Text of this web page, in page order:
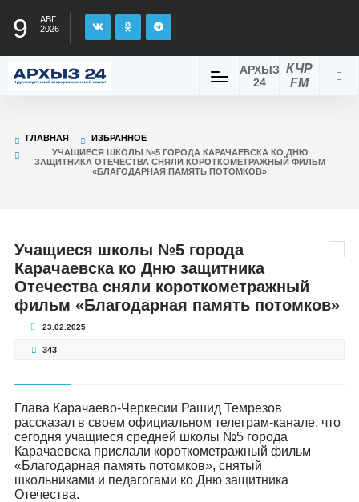
9
АВГ
2026
КЧР
FM
АРХЫЗ
24
ГЛАВНАЯ
ИЗБРАННОЕ
УЧАЩИЕСЯ ШКОЛЫ №5 ГОРОДА КАРАЧАЕВСКА КО ДНЮ
ЗАЩИТНИКА ОТЕЧЕСТВА СНЯЛИ КОРОТКОМЕТРАЖНЫЙ ФИЛЬМ
«БЛАГОДАРНАЯ ПАМЯТЬ ПОТОМКОВ»
Учащиеся школы №5 города
Карачаевска ко Дню защитника
Отечества сняли короткометражный
фильм «Благодарная память потомков»
23.02.2025
343
Глава Карачаево-Черкесии Рашид Темрезов
рассказал в своем официальном телеграм-канале, что
сегодня учащиеся средней школы №5 города
Карачаевска прислали короткометражный фильм
«Благодарная память потомков», снятый
школьниками и педагогами ко Дню защитника
Отечества.